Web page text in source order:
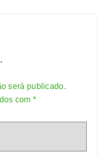
será publicado.
com *